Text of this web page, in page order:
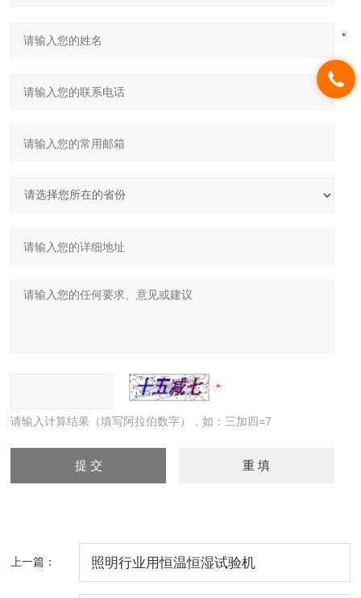
请输入计算结果（填写阿拉伯数字），如：三加四=7
上一篇： 照明行业用恒温恒湿试验机